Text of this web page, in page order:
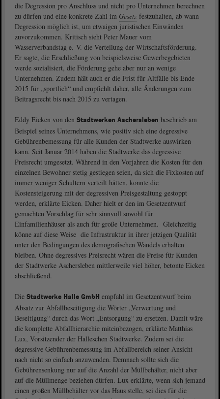
die Degression pro Anschluss und nicht pro Unternehmen berechnen
zu dürfen und eine konkrete Zahl im Gesetz festzuhalten, ab wann
Degression möglich ist, um etwaigen juristischen Einwänden
zuvorzukommen. Kritisch sieht Peter Mauer vom
Wasserverbandstag e. V. die Verteilung der Wirtschaftsförderung.
Er sagte, die Erschließung von beispielsweise Gewerbegebieten
werde sozialisiert, die Förderung gehe aber nur an wenige
Unternehmen. Zudem hält auch er die Frist für Altfälle bis Ende
2015 für „sportlich“ und empfiehlt daher, alle Änderungen zum
Beitragsrecht bis nach 2015 zu vertagen.
Eddy Eicken von den Stadtwerken Aschersleben beschrieb am
Beispiel seines Unternehmens, wie positiv sich eine degressive
Gebührenbemessung für alle Kunden der Stadtwerke auswirken
kann. Seit Januar 2014 haben die Stadtwerke das degressive
Preisrecht umgesetzt. Während in den Vorjahren die Kosten für den
einzelnen Bewohner stetig gestiegen seien, da sich die Fixkosten auf
immer weniger Schultern verteilt hätten, konnte die
Kostensteigerung mit der degressiven Preisgestaltung gestoppt
werden, erklärte Eicken. Daher hielt er den im Gesetzentwurf
gemachten Vorschlag für sehr sinnvoll sowohl für
Einfamilienhäuser als auch für große Unternehmen. Gleichzeitig
könne auf diese Weise die Infrastruktur in ihrer jetzigen Qualität
unter den Bedingungen des demografischen Wandels erhalten
bleiben. Ohne degressives Preisrecht wären die Preise für Kunden
der Stadtwerke Aschersleben mittlerweile viel höher, betonte Eicken
abschließend.
Die Stadtwerke Halle GmbH empfahl im Gesetzentwurf beim
Absatz zur Abfallbeseitigung die Wörter „Verwertung und
Beseitigung“ durch das Wort „Entsorgung“ zu ersetzen. Damit wäre
die komplette Abfallhierarchie miteinbezogen, erklärte Matthias
Lux, Vorsitzender der Halleschen Stadtwerke. Zudem sei die
degressive Gebührenbemessung im Abfallbereich seiner Ansicht
nach nicht so einfach anzuwenden. Demnach sollte sich die
Gebührensenkung nur auf die Anzahl der Müllbehälter, nicht aber
auf die Müllmenge beziehen dürfen. Lux erklärte, wenn sich jemand
einen großen Müllbehälter vor das Haus stelle, sei dies für die